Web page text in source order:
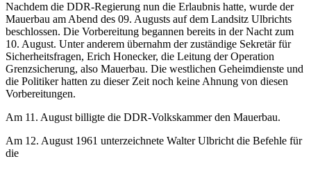
Nachdem die DDR-Regierung nun die Erlaubnis hatte, wurde der
Mauerbau am Abend des 09. Augusts auf dem Landsitz Ulbrichts
beschlossen. Die Vorbereitung begannen bereits in der Nacht zum
10. August. Unter anderem übernahm der zuständige Sekretär für
Sicherheitsfragen, Erich Honecker, die Leitung der Operation
Grenzsicherung, also Mauerbau. Die westlichen Geheimdienste und
die Politiker hatten zu dieser Zeit noch keine Ahnung von diesen
Vorbereitungen.
Am 11. August billigte die DDR-Volkskammer den Mauerbau.
Am 12. August 1961 unterzeichnete Walter Ulbricht die Befehle für
die